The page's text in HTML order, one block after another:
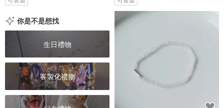
你是不是想找
生日禮物
客製化禮物